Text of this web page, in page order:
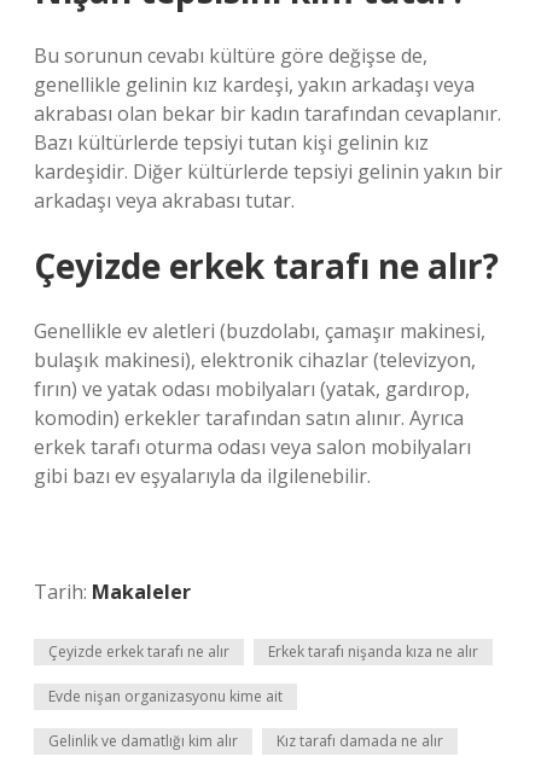
Bu sorunun cevabı kültüre göre değişse de,
genellikle gelinin kız kardeşi, yakın arkadaşı veya
akrabası olan bekar bir kadın tarafından cevaplanır.
Bazı kültürlerde tepsiyi tutan kişi gelinin kız
kardeşidir. Diğer kültürlerde tepsiyi gelinin yakın bir
arkadaşı veya akrabası tutar.
Çeyizde erkek tarafı ne alır?
Genellikle ev aletleri (buzdolabı, çamaşır makinesi,
bulaşık makinesi), elektronik cihazlar (televizyon,
fırın) ve yatak odası mobilyaları (yatak, gardırop,
komodin) erkekler tarafından satın alınır. Ayrıca
erkek tarafı oturma odası veya salon mobilyaları
gibi bazı ev eşyalarıyla da ilgilenebilir.
Tarih: Makaleler
Çeyizde erkek tarafı ne alır Erkek tarafı nişanda kıza ne alır
Evde nişan organizasyonu kime ait
Gelinlik ve damatlığı kim alır Kız tarafı damada ne alır